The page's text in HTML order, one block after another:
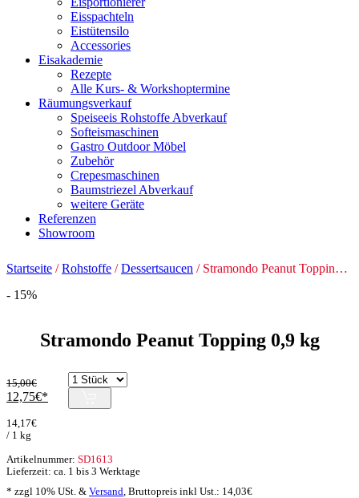
Eisspachteln
Eistütensilo
Accessories
Eisakademie
Rezepte
Alle Kurs- & Workshoptermine
Räumungsverkauf
Speiseeis Rohstoffe Abverkauf
Softeismaschinen
Gastro Outdoor Möbel
Zubehör
Crepesmaschinen
Baumstriezel Abverkauf
weitere Geräte
Referenzen
Showroom
Startseite /Rohstoffe /Dessertsaucen / Stramondo Peanut Topping 0,9 kg
- 15%
Stramondo Peanut Topping 0,9 kg
15,00€
Ursprünglicher
war:
15,00€
12,75€
Preis
* zzgl 10% USt. & Versand Bruttopreis inkl Ust.: 14,03€
Artikelnummer: SD1613
14,17€
/ 1 kg
Lieferzeit: ca. 1 bis 3 Werktage